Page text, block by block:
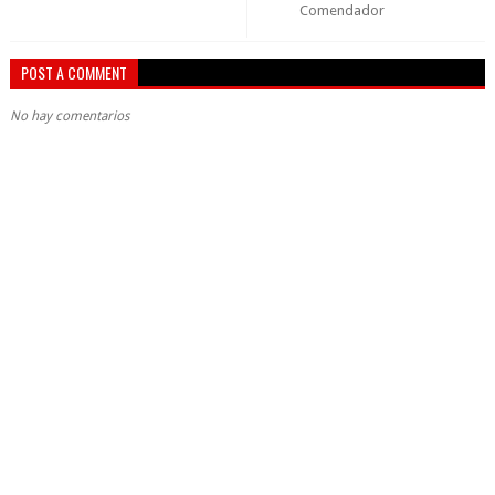
Comendador
POST A COMMENT
No hay comentarios